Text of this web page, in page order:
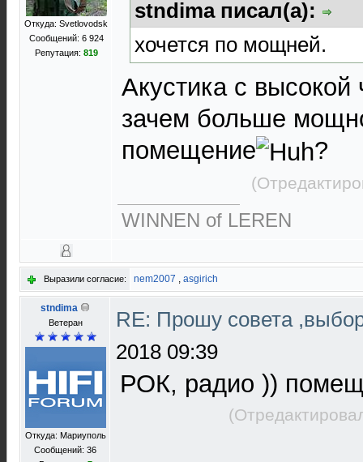
Откуда: Svetlovodsk
Сообщений: 6 924
Репутация: 819
stndima писал(а):
хочется по мощней.
Акустика с высокой
зачем больше
помещение
?
WINNEN of LEREN
Выразили согласие: nem2007 , asgirich
stndima
Ветеран
Откуда: Мариуполь
Сообщений: 36
RE: Прошу совета
2018 09:39
РОК, радио ))